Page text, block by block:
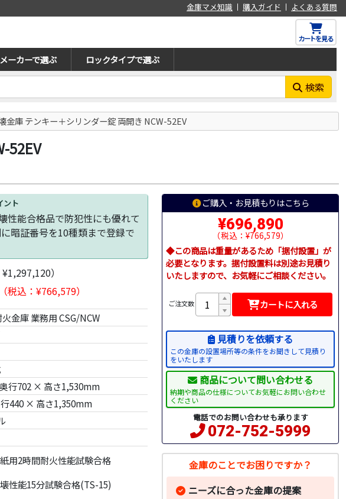
金庫マメ知識 購入ガイド よくある質問
カートを見る
メーカーで選ぶ ロックタイプで選ぶ
検索
金庫 テンキー＋シリンダー錠 両開き NCW-52EV
52EV
ント
性能合格品で防犯性にも優れて
暗証番号を10種類まで登録で
¥1,297,120）
（税込：¥766,579）
金庫 業務用 CSG/NCW
行702 × 高さ1,530mm
440 × 高さ1,350mm
用2時間耐火性能試験合格
性能15分試験合格(TS-15)
ご購入・お見積もりはこちら
¥696,890
（税込：¥766,579）
◆この商品は重量があるため「据付設置」が
必要となります。据付設置料は別途お見積り
いたしますので、お気軽にご相談ください。
ご注文数 カートに入れる
見積りを依頼する
この金庫の設置場所等の条件をお聞きして見積り
をいたします
商品について問い合わせる
納期や商品の仕様についてお気軽にお問い合わせ
ください
電話でのお問い合わせも承ります
072-752-5999
金庫のことでお困りですか？
ニーズに合った金庫の提案